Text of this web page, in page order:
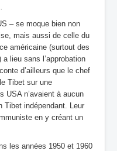
– se moque bien non
mais aussi de celle du
américaine (surtout des
lieu sans l’approbation
d’ailleurs que le chef
Tibet sur une
USA n’avaient à aucun
Tibet indépendant. Leur
en y créant un
les années 1950 et 1960